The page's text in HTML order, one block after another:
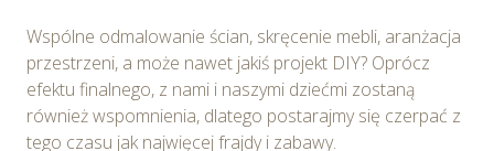
Wspólne odmalowanie ścian, skręcenie mebli, aranżacja
przestrzeni, a może nawet jakiś projekt DIY? Oprócz
efektu finalnego, z nami i naszymi dziećmi zostaną
również wspomnienia, dlatego postarajmy się czerpać z
tego czasu jak najwięcej frajdy i zabawy.